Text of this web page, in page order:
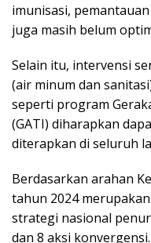
imunisasi,
juga masih belum
Selain itu, intervensi
(air minum dan
seperti program
(GATI) diharapkan
diterapkan di seluruh
Berdasarkan arahan
tahun 2024
strategi nasional
dan 8 aksi